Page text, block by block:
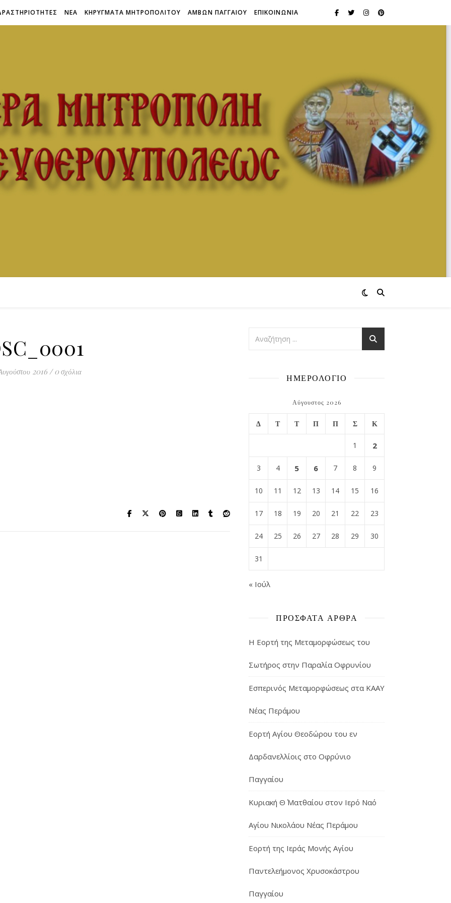
ΝΕΑ ΚΗΡΥΓΜΑΤΑ ΜΗΤΡΟΠΟΛΙΤΟΥ ΑΜΒΩΝ ΠΑΓΓΑΙΟΥ ΕΠΙΚΟΙΝΩΝΙΑ
2016 / 0 σχόλια
ΗΜΕΡΟΛΟΓΙΟ
Αύγουστος 2026
Δ Τ Τ Π Π Σ Κ
1 2
3 4 5 6 7 8 9
10 11 12 13 14 15 16
17 18 19 20 21 22 23
24 25 26 27 28 29 30
31
« Ιούλ
ΠΡΌΣΦΑΤΑ ΆΡΘΡΑ
Η Εορτή της Μεταμορφώσεως του
Σωτήρος στην Παραλία Οφρυνίου
Εσπερινός Μεταμορφώσεως στα ΚΑΑΥ
Νέας Περάμου
Εορτή Αγίου Θεοδώρου του εν
Δαρδανελλίοις στο Οφρύνιο
Παγγαίου
Κυριακή Θ΄ Ματθαίου στον Ιερό Ναό
Αγίου Νικολάου Νέας Περάμου
Εορτή της Ιεράς Μονής Αγίου
Παντελεήμονος Χρυσοκάστρου
Παγγαίου